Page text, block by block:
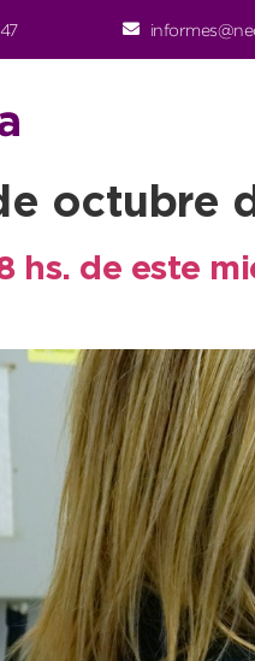
octubre
hs. de este